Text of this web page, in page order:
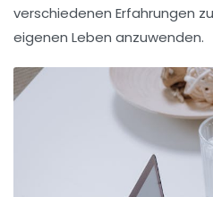
verschiedenen Erfahrungen
eigenen Leben anzuwenden.